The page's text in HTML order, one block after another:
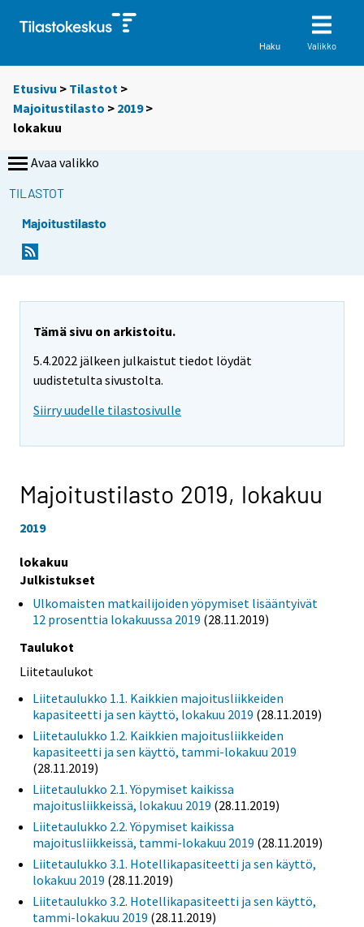
Haku Valikko
Etusivu > Tilastot >
Majoitustilasto > 2019>
lokakuu
Avaa valikko
TILASTOT
Majoitustilasto
Tämä sivu on arkistoitu.
5.4.2022 jälkeen julkaistut tiedot löydät
uudistetulta sivustolta.
Siirry uudelle tilastosivulle
Majoitustilasto 2019, lokakuu
2019
lokakuu
Julkistukset
Ulkomaisten matkailijoiden yöpymiset lisääntyivät
12 prosenttia lokakuussa 2019 (28.11.2019)
Taulukot
Liitetaulukot
Liitetaulukko 1.1. Kaikkien majoitusliikkeiden
kapasiteetti ja sen käyttö, lokakuu 2019 (28.11.2019)
Liitetaulukko 1.2. Kaikkien majoitusliikkeiden
kapasiteetti ja sen käyttö, tammi-lokakuu 2019
(28.11.2019)
Liitetaulukko 2.1. Yöpymiset kaikissa
majoitusliikkeissä, lokakuu 2019 (28.11.2019)
Liitetaulukko 2.2. Yöpymiset kaikissa
majoitusliikkeissä, tammi-lokakuu 2019 (28.11.2019)
Liitetaulukko 3.1. Hotellikapasiteetti ja sen käyttö,
lokakuu 2019 (28.11.2019)
Liitetaulukko 3.2. Hotellikapasiteetti ja sen käyttö,
tammi-lokakuu 2019 (28.11.2019)